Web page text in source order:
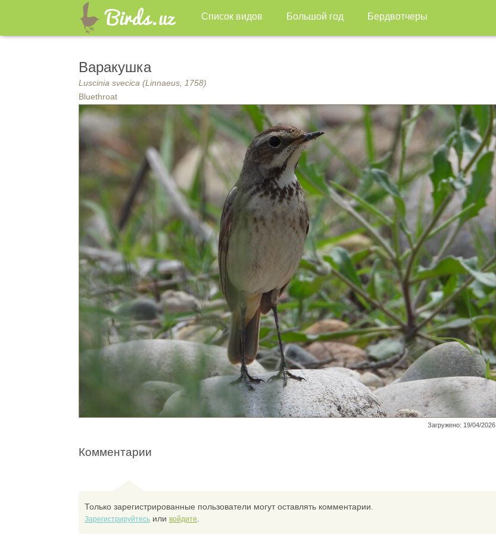
Список видов Большой год Бердвотчеры
Варакушка
Luscinia svecica (Linnaeus, 1758)
Bluethroat
Загружено: 19/04/2026
Комментарии
Только зарегистрированные пользователи могут оставлять комментарии.
Зарегистрируйтесь или войдите